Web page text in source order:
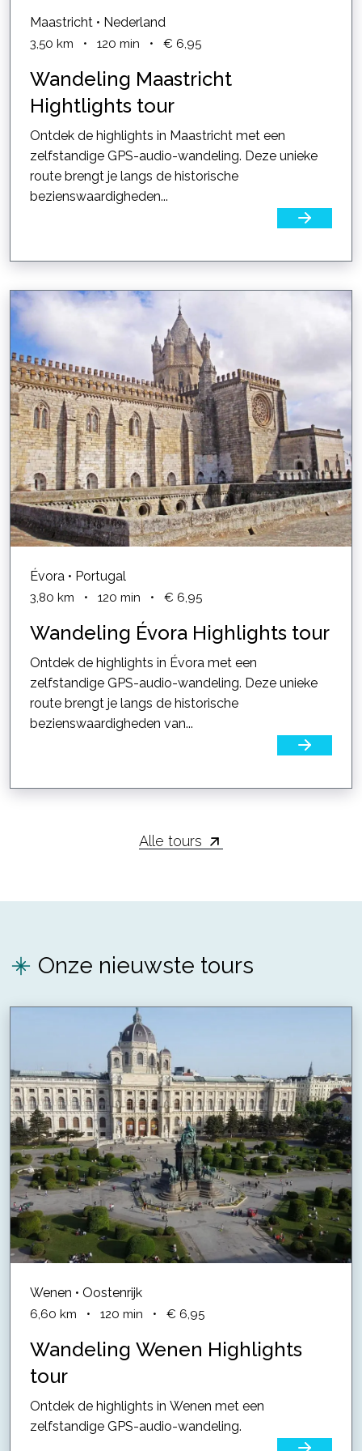
Maastricht • Nederland
3,50 km • 120 min • € 6,95
Wandeling Maastricht
Hightlights tour
Ontdek de highlights in Maastricht met een
zelfstandige GPS-audio-wandeling. Deze unieke
route brengt je langs de historische
bezienswaardigheden...
Évora • Portugal
3,80 km • 120 min • € 6,95
Wandeling Évora Highlights tour
Ontdek de highlights in Évora met een
zelfstandige GPS-audio-wandeling. Deze unieke
route brengt je langs de historische
bezienswaardigheden van...
Alle tours
Onze nieuwste tours
Wenen • Oostenrijk
6,60 km • 120 min • € 6,95
Wandeling Wenen Highlights
tour
Ontdek de highlights in Wenen met een
zelfstandige GPS-audio-wandeling.